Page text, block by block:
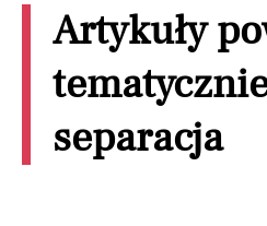
Artykuły
separacja